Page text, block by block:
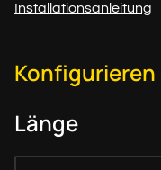
Installationsanleitung
Konfigurieren
Länge